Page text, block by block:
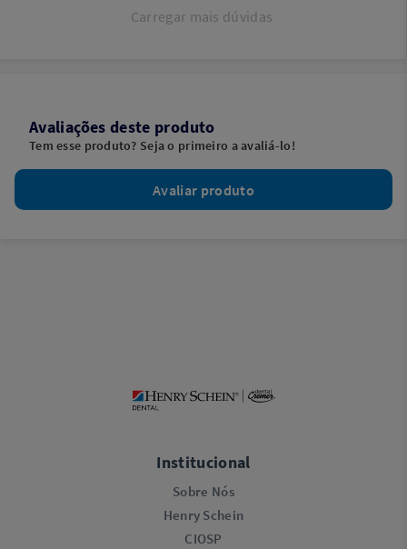
Carregar mais dúvidas
Avaliações deste produto
Tem esse produto? Seja o primeiro a avaliá-lo!
Avaliar produto
Institucional
Sobre Nós
Henry Schein
CIOSP